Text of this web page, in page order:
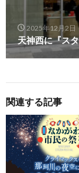
2025年12月2日
天神西に『ス
関連する記事